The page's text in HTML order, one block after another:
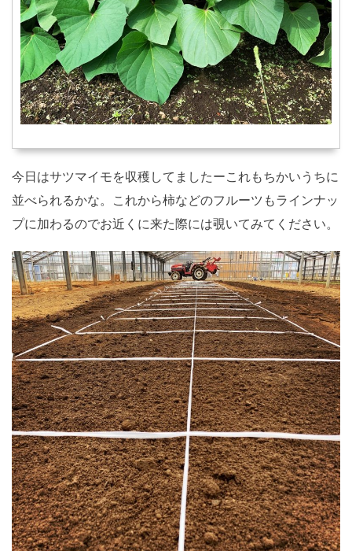
今日はサツマイモを収穫してましたーこれもちかいうちに
並べられるかな。これから柿などのフルーツもラインナッ
プに加わるのでお近くに来た際には覗いてみてください。